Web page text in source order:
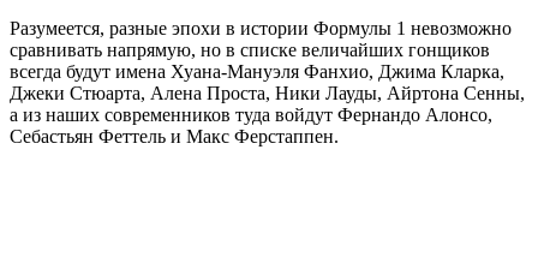
Разумеется, разные эпохи в истории Формулы 1 невозможно
сравнивать напрямую, но в списке величайших гонщиков
всегда будут имена Хуана-Мануэля Фанхио, Джима Кларка,
Джеки Стюарта, Алена Проста, Ники Лауды, Айртона Сенны,
а из наших современников туда войдут Фернандо Алонсо,
Себастьян Феттель и Макс Ферстаппен.